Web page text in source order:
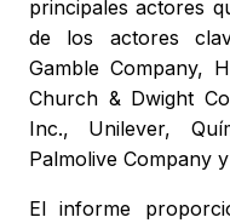
principales actores
de los actores
Gamble Company,
Church & Dwight
Inc., Unilever,
Palmolive Company
El informe